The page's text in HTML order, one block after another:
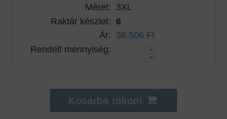
Méret: 3XL
Raktár készlet: 6
Ár: 38.506 Ft
Rendelt mennyiség:
Kosárba rakom